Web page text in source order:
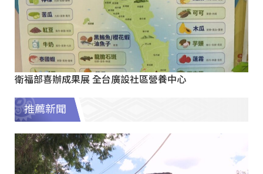
衛福部喜辦成果展 全台廣設社區營養中心
推薦新聞